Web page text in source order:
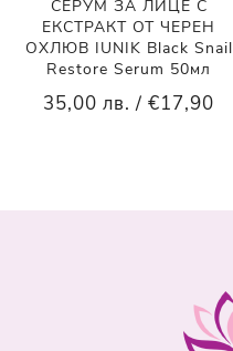
СЕРУМ ЗА ЛИЦЕ С
ЕКСТРАКТ ОТ ЧЕРЕН
ОХЛЮВ IUNIK Black Snail
Restore Serum 50мл
35,00 лв. / €17,90